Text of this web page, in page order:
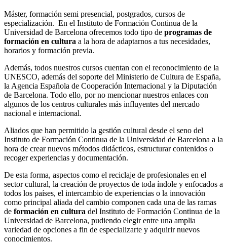
Máster, formación semi presencial, postgrados, cursos de
especialización. En el Instituto de Formación Continua de la
Universidad de Barcelona ofrecemos todo tipo de programas de
formación en cultura a la hora de adaptarnos a tus necesidades,
horarios y formación previa.
Además, todos nuestros cursos cuentan con el reconocimiento de la
UNESCO, además del soporte del Ministerio de Cultura de España,
la Agencia Española de Cooperación Internacional y la Diputación
de Barcelona. Todo ello, por no mencionar nuestros enlaces con
algunos de los centros culturales más influyentes del mercado
nacional e internacional.
Aliados que han permitido la gestión cultural desde el seno del
Instituto de Formación Continua de la Universidad de Barcelona a la
hora de crear nuevos métodos didácticos, estructurar contenidos o
recoger experiencias y documentación.
De esta forma, aspectos como el reciclaje de profesionales en el
sector cultural, la creación de proyectos de toda índole y enfocados a
todos los países, el intercambio de experiencias o la innovación
como principal aliada del cambio componen cada una de las ramas
de formación en cultura del Instituto de Formación Continua de la
Universidad de Barcelona, pudiendo elegir entre una amplia
variedad de opciones a fin de especializarte y adquirir nuevos
conocimientos.